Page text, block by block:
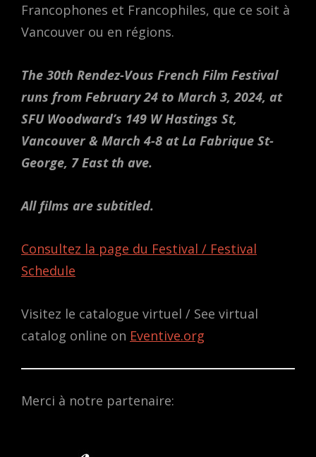
Francophones et Francophiles, que ce soit à
Vancouver ou en régions.
The 30th Rendez-Vous French Film Festival
runs from February 24 to March 3, 2024, at
SFU Woodward’s 149 W Hastings St,
Vancouver & March 4-8 at La Fabrique St-
George, 7 East th ave.
All films are subtitled.
Consultez la page du Festival / Festival
Schedule
Visitez le catalogue virtuel / See virtual
catalog online on Eventive.org
Merci à notre partenaire: